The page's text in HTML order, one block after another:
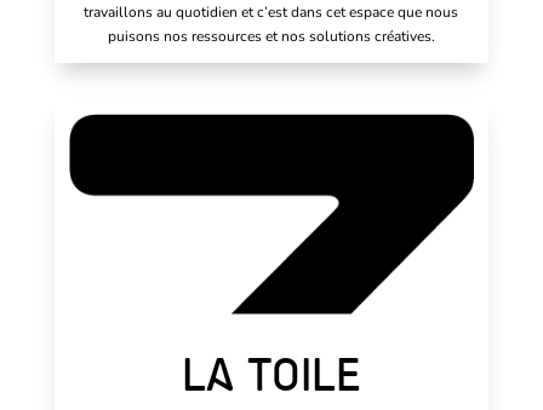
travaillons au quotidien et c’est dans cet espace que nous
puisons nos ressources et nos solutions créatives.
LA TOILE